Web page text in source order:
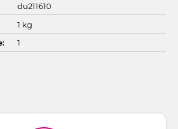
du211610
1 kg
1